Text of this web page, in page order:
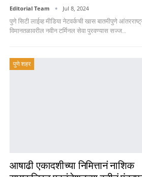
Editorial Team Jul 8, 2024
पुणे सिटी लाईव्ह मीडिया नेटवर्कची खास बातमीपुणे
विमानतळावरील नवीन टर्मिनल सेवा पुरवण्यास सज्ज…
पुणे शहर
आषाढी एकादशीच्या निमित्तानं नाशिक